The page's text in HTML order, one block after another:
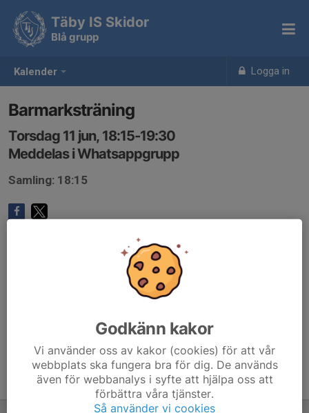
Kalender Logga in
Täby IS Skidor
Blå grupp
Barmarksträning
Torsdag 11 jun, 18:15-19:30
Meddelas i Whatsappgrupp
Samling: 18:15
Godkänn kakor
Vi använder oss av kakor (cookies) för att vår
webbplats ska fungera bra för dig. De används
även för webbanalys i syfte att hjälpa oss att
förbättra våra tjänster.
Så använder vi cookies